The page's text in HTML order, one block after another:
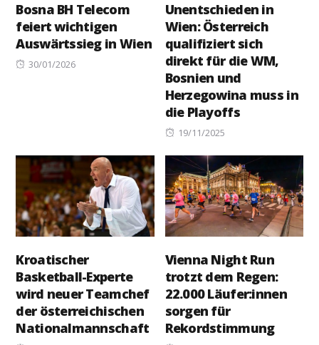
Bosna BH Telecom
feiert wichtigen
Auswärtssieg in Wien
Posted
30/01/2026
Unentschieden in
Wien: Österreich
qualifiziert sich
direkt für die WM,
Bosnien und
Herzegowina muss in
die Playoffs
Posted
19/11/2025
Kroatischer
Basketball-Experte
wird neuer Teamchef
der österreichischen
Nationalmannschaft
Vienna Night Run
trotzt dem Regen:
22.000 Läufer:innen
sorgen für
Rekordstimmung